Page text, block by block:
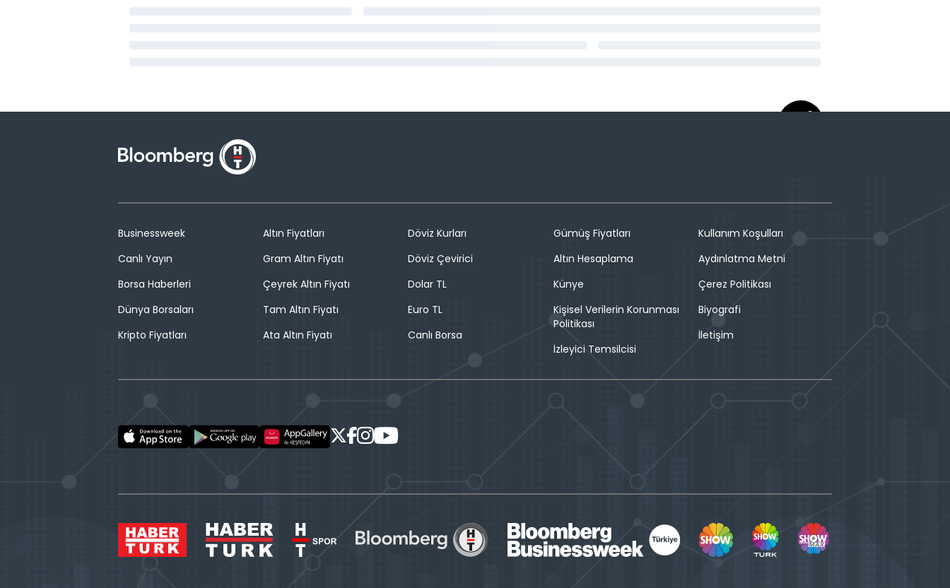
Businessweek
Canlı Yayın
Borsa Haberleri
Dünya Borsaları
Kripto Fiyatları
Altın Fiyatları
Gram Altın Fiyatı
Çeyrek Altın Fiyatı
Tam Altın Fiyatı
Ata Altın Fiyatı
Döviz Kurları
Döviz Çevirici
Dolar TL
Euro TL
Canlı Borsa
Gümüş Fiyatları
Altın Hesaplama
Künye
Kişisel Verilerin Korunması
Politikası
İzleyici Temsilcisi
Kullanım Koşulları
Aydınlatma Metni
Çerez Politikası
Biyografi
İletişim